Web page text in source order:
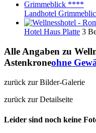
Landhotel
Hotel Haus Platte 3
Alle Angaben zu
Astenkroneohne
zurück zur Bilder-Galerie
zurück zur Detailseite
Leider sind noch keine